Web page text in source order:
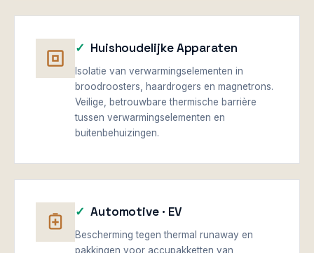
Huishoudelijke Apparaten
Isolatie van verwarmingselementen in
broodroosters, haardrogers en magnetrons.
Veilige, betrouwbare thermische barrière
tussen verwarmingselementen en
buitenbehuizingen.
Automotive · EV
Bescherming tegen thermal runaway en
pakkingen voor accupakketten van